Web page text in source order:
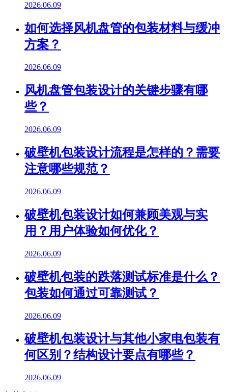
2026.06.09
如何选择风机盘管的包装材料与缓冲
方案？
2026.06.09
风机盘管包装设计的关键步骤有哪
些？
2026.06.09
破壁机包装设计流程是怎样的？需要
注意哪些规范？
2026.06.09
破壁机包装设计如何兼顾美观与实
用？用户体验如何优化？
2026.06.09
破壁机包装的跌落测试标准是什么？
包装如何通过可靠测试？
2026.06.09
破壁机包装设计与其他小家电包装有
何区别？结构设计要点有哪些？
2026.06.09